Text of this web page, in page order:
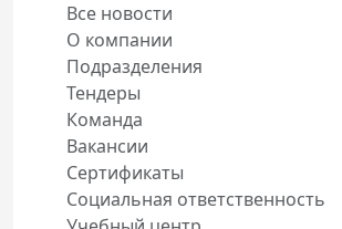
Все новости
О компании
Подразделения
Тендеры
Команда
Вакансии
Сертификаты
Социальная ответственность